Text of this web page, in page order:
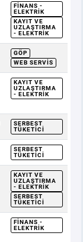
FINANS -
ELEKTRIK
KAYIT VE
UZLAŞTIRMA
- ELEKTRIK
GÖP
WEB SERVIS
KAYIT VE
UZLAŞTIRMA
- ELEKTRIK
SERBEST
TÜKETICI
SERBEST
TÜKETICI
KAYIT VE
UZLAŞTIRMA
- ELEKTRIK
SERBEST
TÜKETICI
FINANS -
ELEKTRIK